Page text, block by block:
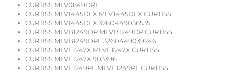
CURTISS MLV0849DPL
CURTISS MLV1445DLX MLV1445DLX CURTISS
CURTISS MLV1445DLX 3260449036535
CURTISS MLVB1249DP MLVB1249DP CURTISS
CURTISS MLVB1249DPL 3260449039246
CURTISS MLVE1247X MLVE1247X CURTISS
CURTISS MLVE1247X 903396
CURTISS MLVE1249PL MLVE1249PL CURTISS